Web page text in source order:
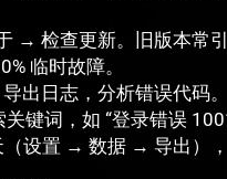
→ 检查更新。旧版本常引
临时故障。
出日志，分析错误代码。
键词，如 “登录错误
设置 → 数据 → 导出），